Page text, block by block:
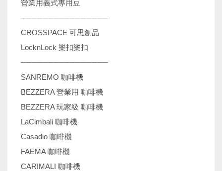
營業用義式專用豆
────────────────
CROSSPACE 可思創品
LocknLock 樂扣樂扣
────────────────
SANREMO 咖啡機
BEZZERA 營業用 咖啡機
BEZZERA 玩家級 咖啡機
LaCimbali 咖啡機
Casadio 咖啡機
FAEMA 咖啡機
CARIMALI 咖啡機